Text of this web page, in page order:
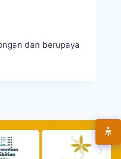
dan berupaya